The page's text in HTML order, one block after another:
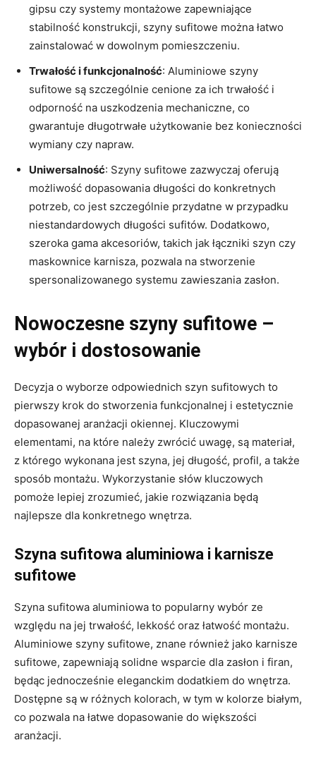
gipsu czy systemy montażowe zapewniające
stabilność konstrukcji, szyny sufitowe można łatwo
zainstalować w dowolnym pomieszczeniu.
Trwałość i funkcjonalność: Aluminiowe szyny
sufitowe są szczególnie cenione za ich trwałość i
odporność na uszkodzenia mechaniczne, co
gwarantuje długotrwałe użytkowanie bez konieczności
wymiany czy napraw.
Uniwersalność: Szyny sufitowe zazwyczaj oferują
możliwość dopasowania długości do konkretnych
potrzeb, co jest szczególnie przydatne w przypadku
niestandardowych długości sufitów. Dodatkowo,
szeroka gama akcesoriów, takich jak łączniki szyn czy
maskownice karnisza, pozwala na stworzenie
spersonalizowanego systemu zawieszania zasłon.
Nowoczesne szyny sufitowe –
wybór i dostosowanie
Decyzja o wyborze odpowiednich szyn sufitowych to
pierwszy krok do stworzenia funkcjonalnej i estetycznie
dopasowanej aranżacji okiennej. Kluczowymi
elementami, na które należy zwrócić uwagę, są materiał,
z którego wykonana jest szyna, jej długość, profil, a także
sposób montażu. Wykorzystanie słów kluczowych
pomoże lepiej zrozumieć, jakie rozwiązania będą
najlepsze dla konkretnego wnętrza.
Szyna sufitowa aluminiowa i karnisze
sufitowe
Szyna sufitowa aluminiowa to popularny wybór ze
względu na jej trwałość, lekkość oraz łatwość montażu.
Aluminiowe szyny sufitowe, znane również jako karnisze
sufitowe, zapewniają solidne wsparcie dla zasłon i firan,
będąc jednocześnie eleganckim dodatkiem do wnętrza.
Dostępne są w różnych kolorach, w tym w kolorze białym,
co pozwala na łatwe dopasowanie do większości
aranżacji.